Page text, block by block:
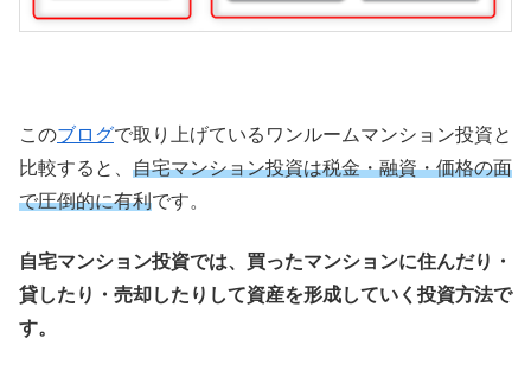
このブログで取り上げているワンルームマンション投資と
比較すると、 自宅マンション投資は税金・融資・価格の面
で圧倒的に有利です。
自宅マンション投資では、買ったマンションに住んだり・
貸したり・売却したりして資産を形成していく投資方法で
す。